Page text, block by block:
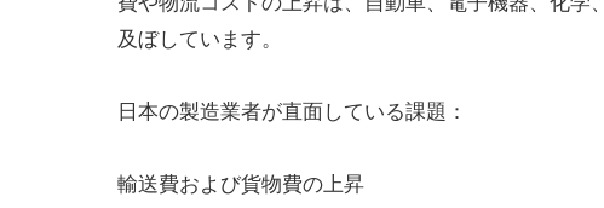
及ぼしています。
日本の製造業者が直面している課題：
輸送費および貨物費の上昇